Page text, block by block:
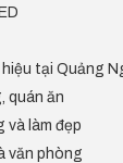
tại Quảng
quán ăn
và làm đẹp
văn phòng